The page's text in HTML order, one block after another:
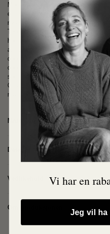
Moll Gundermann. Ved første
ensfarget, men ved nærmere
nyanser av nøytrale toner som
Teppet er håndvevet og laget av
holdbarhet og tilfører både et
atmosfære til ethvert rom. Merk at
oppstå mellom partier av garn og
oppstå som følge av den
som gjør teppene ekstra vakre og
Charcoal, Grey, Light Grey og
nærmere titt på farger og
Materiale
Detaljer
Vedlikehold
Om produksjonen
Vi har en
Jeg vil ha